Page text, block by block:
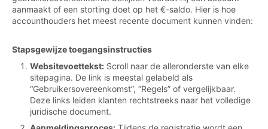
aanmaakt of een storting doet op het €-saldo. Hier is hoe
accounthouders het meest recente document kunnen vinden:
Stapsgewijze toegangsinstructies
Websitevoettekst: Scroll naar de alleronderste van elke
sitepagina. De link is meestal gelabeld als
“Gebruikersovereenkomst”, “Regels” of vergelijkbaar.
Deze links leiden klanten rechtstreeks naar het volledige
juridische document.